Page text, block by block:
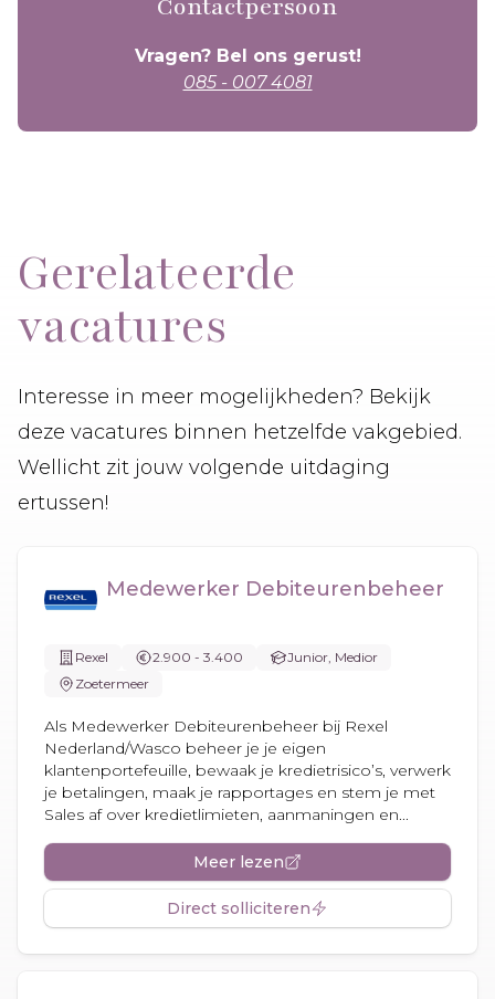
Contactpersoon
Vragen? Bel ons gerust!
085 - 007 4081
Gerelateerde
vacatures
Interesse in meer mogelijkheden? Bekijk
deze vacatures binnen hetzelfde vakgebied.
Wellicht zit jouw volgende uitdaging
ertussen!
Medewerker Debiteurenbeheer
Rexel 2.900 - 3.400
Junior, Medior
Zoetermeer
Als Medewerker Debiteurenbeheer bij Rexel
Nederland/Wasco beheer je je eigen
klantenportefeuille, bewaak je kredietrisico’s, verwerk
je betalingen, maak je rapportages en stem je met
Sales af over kredietlimieten, aanmaningen en...
Meer lezen
Direct solliciteren